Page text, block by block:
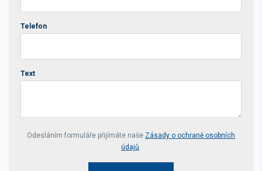
Telefon
Text
Your website *
Odesláním formuláře přijímáte naše Zásady o ochraně osobních
údajů.